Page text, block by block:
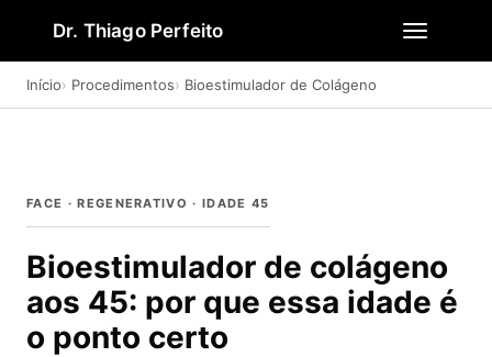
Dr. Thiago Perfeito
Início Procedimentos Bioestimulador de Colágeno
FACE · REGENERATIVO · IDADE 45
Bioestimulador de colágeno
aos 45: por que essa idade é
o ponto certo